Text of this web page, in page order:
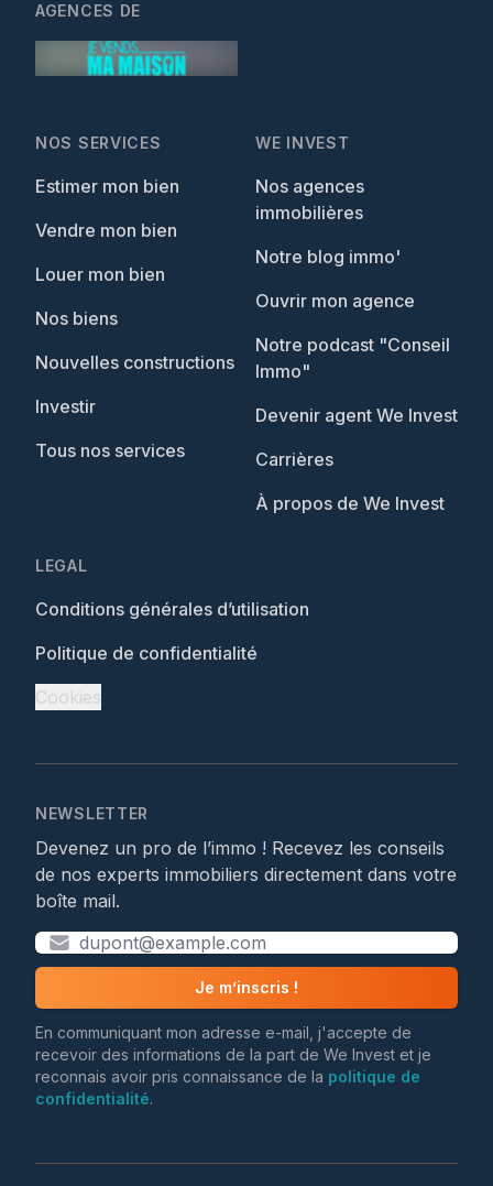
NOS SERVICES
Estimer mon bien
Vendre mon bien
Louer mon bien
Nos biens
Nouvelles constructions
Investir
Tous nos services
WE INVEST
Nos agences
immobilières
Notre blog immo'
Ouvrir mon agence
Notre podcast "Conseil
Immo"
Devenir agent We Invest
Carrières
À propos de We Invest
LEGAL
Conditions générales d’utilisation
Politique de confidentialité
Cookies
AGENCES DE
NEWSLETTER
Devenez un pro de l’immo ! Recevez les conseils
de nos experts immobiliers directement dans votre
boîte mail.
Je m’inscris !
En communiquant mon adresse e-mail, j'accepte de
recevoir des informations de la part de We Invest et je
reconnais avoir pris connaissance de la politique de
confidentialité.